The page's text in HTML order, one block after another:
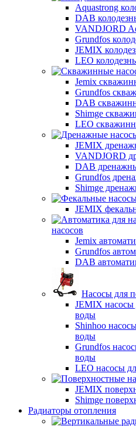
Aquastrong
DAB
VANDJORD
Grundfos
JEMIX
LEO
Jemix
Grundfos
DAB
Shimge
LEO
JEMIX
VANDJORD
DAB
Grundfos
Shimge
JEMIX
насосов
Jemix
Grundfos
DAB
Насосы для
JEMIX насосы
воды
Shinhoo
воды
Grundfos
воды
LEO насосы
JEMIX
Shimge
Радиаторы отопления